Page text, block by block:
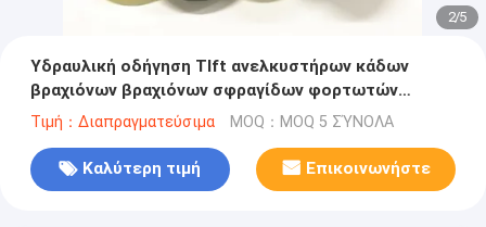
2/5
Υδραυλική οδήγηση Tlft ανελκυστήρων κάδων
βραχιόνων βραχιόνων σφραγίδων φορτωτών
εξαρτήσεων σφραγίδων κυλίνδρων εκσκαφέων
Τιμή：Διαπραγματεύσιμα MOQ：MOQ 5 ΣΎΝΟΛΑ
Καλύτερη τιμή Επικοινωνήστε